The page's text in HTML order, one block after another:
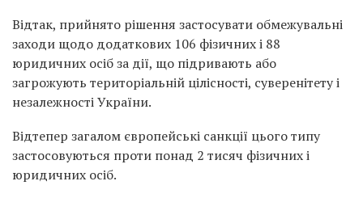
Відтак, прийнято рішення застосувати обмежувальні
заходи щодо додаткових 106 фізичних і 88
юридичних осіб за дії, що підривають або
загрожують територіальній цілісності, суверенітету і
незалежності України.
Відтепер загалом європейські санкції цього типу
застосовуються проти понад 2 тисяч фізичних і
юридичних осіб.